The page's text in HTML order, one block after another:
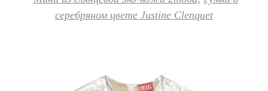
серебряном цвете Justinе Clenquet